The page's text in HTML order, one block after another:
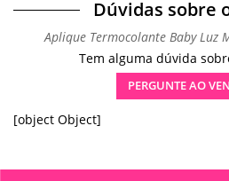
Dúvidas sobre
Aplique Termocolante Baby Luz
Tem alguma dúvida
PERGUNTE AO
[object Object]